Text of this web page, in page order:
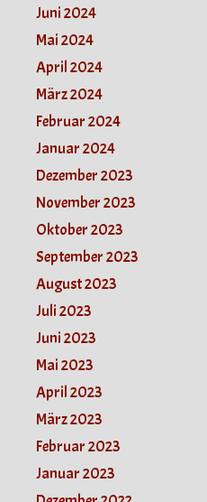
Juni 2024
Mai 2024
April 2024
März 2024
Februar 2024
Januar 2024
Dezember 2023
November 2023
Oktober 2023
September 2023
August 2023
Juli 2023
Juni 2023
Mai 2023
April 2023
März 2023
Februar 2023
Januar 2023